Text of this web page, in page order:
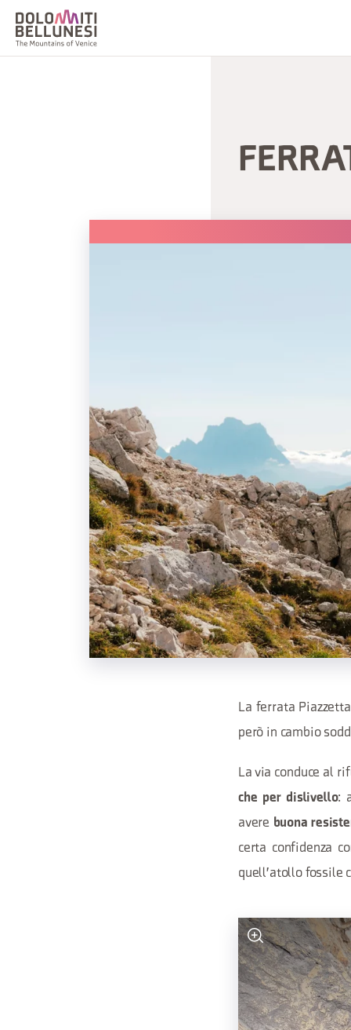
La ferrata
però in cambio
La via conduce al
che per dislivello:
avere buona
certa confidenza
quell'atollo fossile